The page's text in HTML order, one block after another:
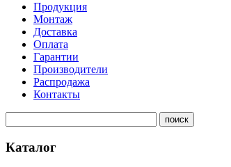
Продукция
Монтаж
Доставка
Оплата
Гарантии
Производители
Распродажа
Контакты
Каталог